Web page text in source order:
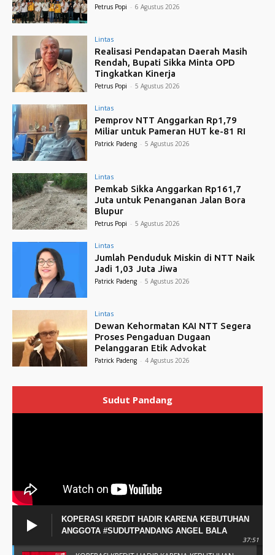
Petrus Popi - 6 Agustus 2026
Lintas
Realisasi Pendapatan Daerah Masih
Rendah, Bupati Sikka Minta OPD
Tingkatkan Kinerja
Petrus Popi - 5 Agustus 2026
Lintas
Pemprov NTT Anggarkan Rp1,79
Miliar untuk Pameran HUT ke-81 RI
Patrick Padeng - 5 Agustus 2026
Lintas
Pemkab Sikka Anggarkan Rp161,7
Juta untuk Penanganan Jalan Bora
Blupur
Petrus Popi - 5 Agustus 2026
Lintas
Jumlah Penduduk Miskin di NTT Naik
Jadi 1,03 Juta Jiwa
Patrick Padeng - 5 Agustus 2026
Lintas
Dewan Kehormatan KAI NTT Segera
Proses Pengaduan Dugaan
Pelanggaran Etik Advokat
Patrick Padeng - 4 Agustus 2026
Sudut Pandang
KOPERASI KREDIT HADIR KARENA KEBUTUHAN
ANGGOTA #SUDUTPANDANG ANGEL BALA
37:51